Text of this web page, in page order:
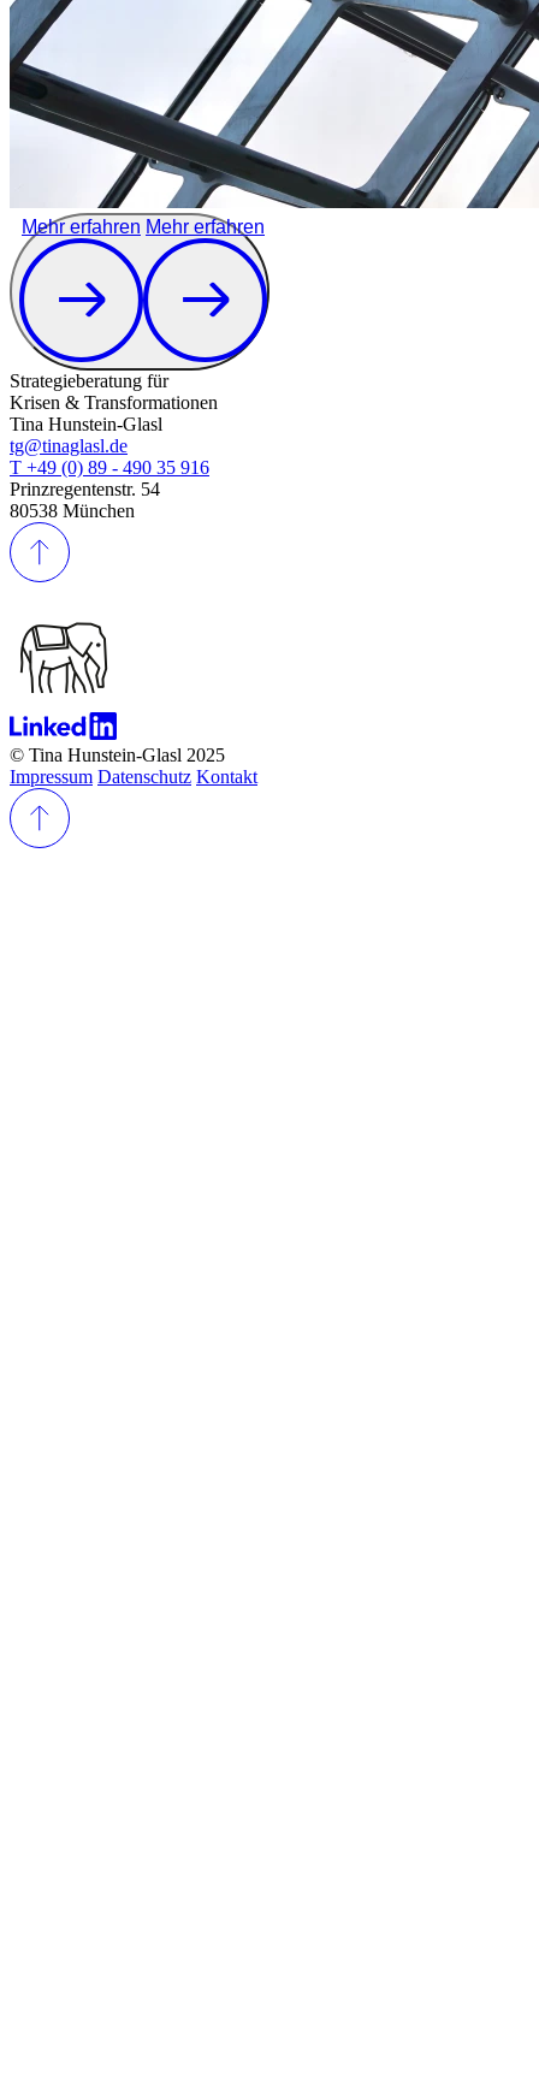
Mehr erfahren Mehr erfahren
Strategieberatung für
Krisen & Transformationen
Tina Hunstein-Glasl
tg@tinaglasl.de
T +49 (0) 89 - 490 35 916
Prinzregentenstr. 54
80538 München
© Tina Hunstein-Glasl 2025
Impressum Datenschutz Kontakt